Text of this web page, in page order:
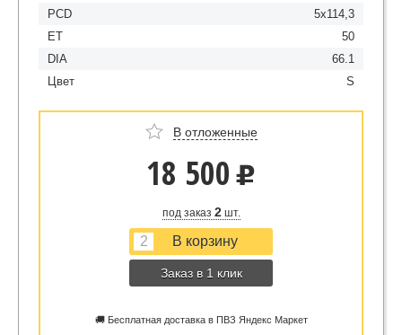
PCD
5x114,3
ET
50
DIA
66.1
Цвет
S
В отложенные
18 500 u
под заказ 2шт.
Заказ в 1 клик
🚚 Бесплатная доставка в ПВЗ Яндекс Маркет